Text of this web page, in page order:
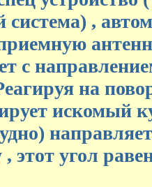
,
с
на
искомый
, этот угол